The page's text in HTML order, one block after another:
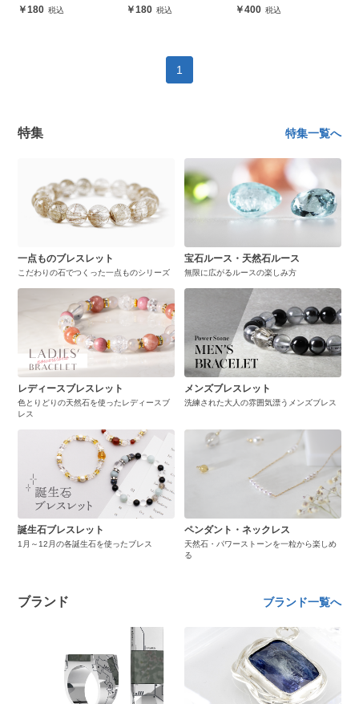
180 180 400
1
特集 特集一覧へ
一点ものブレスレット
こだわりの石でつくった一点ものシリーズ
宝石ルース・天然石ルース
無限に広がるルースの楽しみ方
レディースブレスレット
色とりどりの天然石を使ったレディースブ
レス
メンズブレスレット
洗練された大人の雰囲気漂うメンズブレス
誕生石ブレスレット
1月～12月の各誕生石を使ったブレス
ペンダント・ネックレス
天然石・パワーストーンを一粒から楽しめ
る
ブランド ブランド一覧へ